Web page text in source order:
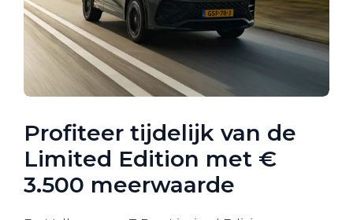
Profiteer tijdelijk van de
Limited Edition met €
3.500 meerwaarde